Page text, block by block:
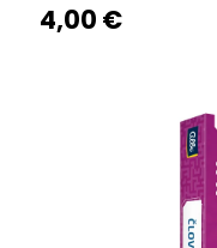
4,00 €